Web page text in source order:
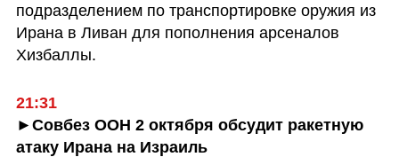
подразделением по транспортировке оружия из
Ирана в Ливан для пополнения арсеналов
Хизбаллы.
21:31
►Совбез ООН 2 октября обсудит ракетную
атаку Ирана на Израиль